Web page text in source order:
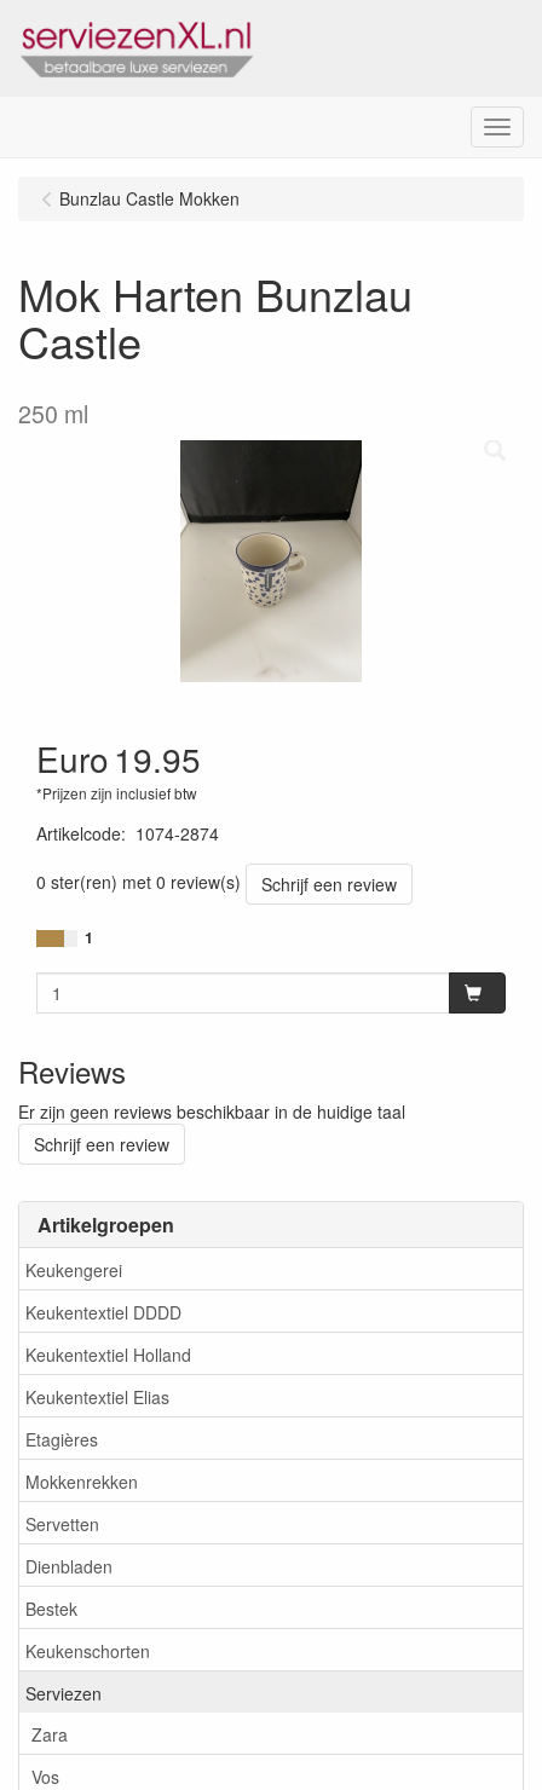
Menu
Artikelgroepen
Keukengerei
Keukentextiel DDDD
Keukentextiel Holland
Keukentextiel Elias
Etagières
Mokkenrekken
Servetten
Dienbladen
Bestek
Keukenschorten
Serviezen
Zara
Vos
Bunzlau Castle Mokken
Mok Harten Bunzlau
Castle
250 ml
Euro19.95
*Prijzen zijn inclusief btw
Artikelcode: 1074-2874
0 ster(ren) met 0 review(s)
Schrijf een review
1
Reviews
Er zijn geen reviews beschikbaar in de huidige taal
Schrijf een review